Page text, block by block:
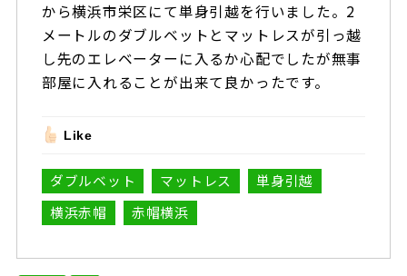
から横浜市栄区にて単身引越を行いました。2
メートルのダブルベットとマットレスが引っ越
し先のエレベーターに入るか心配でしたが無事
部屋に入れることが出来て良かったです。
Like
ダブルベット マットレス
単身引越
横浜赤帽
赤帽横浜